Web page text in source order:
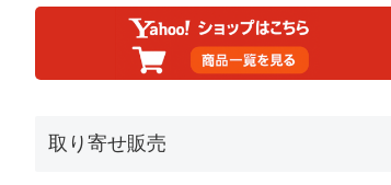
取り寄せ販売